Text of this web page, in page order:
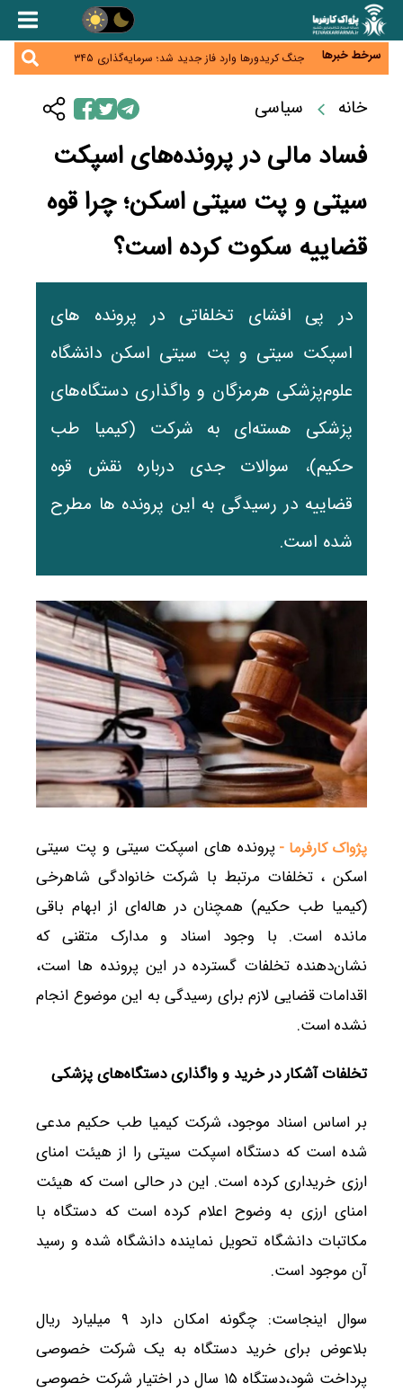
سرخط خبرها
همایش و مسابقه نذری ماه صفر برگزار شد
زائران اربعین نگران ارز باقی‌مانده نباشند؛ خرید دینار در
بانک‌ها و صرافی‌ها
جنگ کریدورها وارد فاز جدید شد؛ سرمایه‌گذاری ۳۴۵
میلیارد دلاری اوراسیا تا ۲۰۳۵
شبکه کمتر توسعه می‌یابد
تأمین سرمایه در گردش بدون خلق نقدینگی؛ نقش
جدید سیاست‌های مالیاتی در حمایت از تولید
خانه سیاسی
فساد مالی در پرونده‌های اسپکت
سیتی و پت سیتی اسکن؛ چرا قوه
قضاییه سکوت کرده است؟
در پی افشای تخلفاتی در پرونده های
اسپکت سیتی و پت سیتی اسکن دانشگاه
علوم‌پزشکی هرمزگان و واگذاری دستگاه‌های
پزشکی هسته‌ای به شرکت (کیمیا طب
حکیم)، سوالات جدی درباره نقش قوه
قضاییه در رسیدگی به این پرونده ها مطرح
شده است.
پژواک کارفرما - پرونده های اسپکت سیتی و پت سیتی
اسکن ، تخلفات مرتبط با شرکت خانوادگی شاهرخی
(کیمیا طب حکیم) همچنان در هاله‌ای از ابهام باقی
مانده است. با وجود اسناد و مدارک متقنی که
نشان‌دهنده تخلفات گسترده در این پرونده ها است،
اقدامات قضایی لازم برای رسیدگی به این موضوع انجام
نشده است.
تخلفات آشکار در خرید و واگذاری دستگاه‌های پزشکی
بر اساس اسناد موجود، شرکت کیمیا طب حکیم مدعی
شده است که دستگاه اسپکت سیتی را از هیئت امنای
ارزی خریداری کرده است. این در حالی است که هیئت
امنای ارزی به‌ وضوح اعلام کرده است که دستگاه با
مکاتبات دانشگاه تحویل نماینده دانشگاه شده و رسید
آن موجود است.
سوال اینجاست: چگونه امکان دارد ۹ میلیارد ریال
بلاعوض برای خرید دستگاه به یک شرکت خصوصی
پرداخت شود،دستگاه ۱۵ سال در اختیار شرکت خصوصی